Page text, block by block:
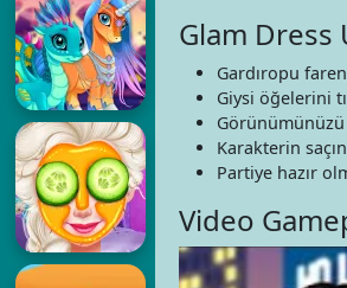
Glam Dress
Gardıropu
Giysi öğelerini
Karakterin
Partiye hazır
Video